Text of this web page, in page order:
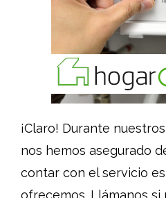
¡Claro! Durante
nos hemos asegurado
contar con el servicio
ofrecemos. Llámanos si